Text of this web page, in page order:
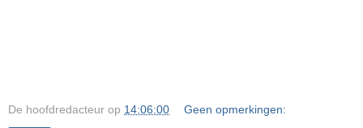
De hoofdredacteur op 14:06:00 Geen opmerkingen: